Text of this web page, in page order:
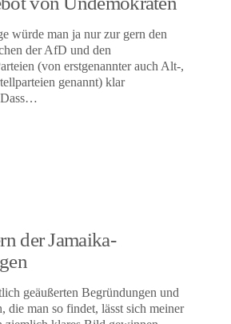
würde man ja nur zur gern den
der AfD und den
(von erstgenannter auch Alt-,
genannt) klar
Dass…
der Jamaika-
geäußerten Begründungen und
die man so findet, lässt sich meiner